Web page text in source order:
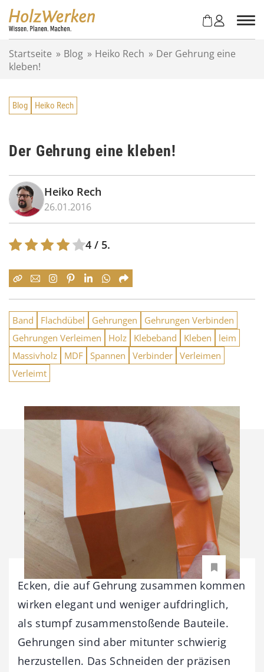
Startseite » Blog » Heiko Rech » Der Gehrung eine
kleben!
Blog Heiko Rech
Der Gehrung eine kleben!
Heiko Rech
26.01.2016
4 / 5.
Band Flachdübel Gehrungen
Gehrungen Verbinden
Gehrungen Verleimen
Holz Klebeband Kleben
leim
Massivholz
MDF Spannen Verbinder Verleimen
Verleimt
Ecken, die auf Gehrung zusammen kommen
wirken elegant und weniger aufdringlich,
als stumpf zusammenstoßende Bauteile.
Gehrungen sind aber mitunter schwierig
herzustellen. Das Schneiden der präzisen